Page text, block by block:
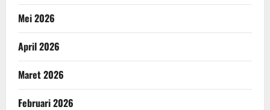
Mei 2026
April 2026
Maret 2026
Februari 2026